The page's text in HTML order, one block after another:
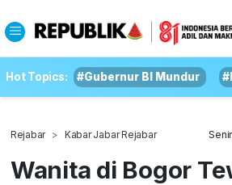
Hot Topics: #Gubernur BI Mundur
Rejabar Kabar Jabar Rejabar
Wanita di Bogor